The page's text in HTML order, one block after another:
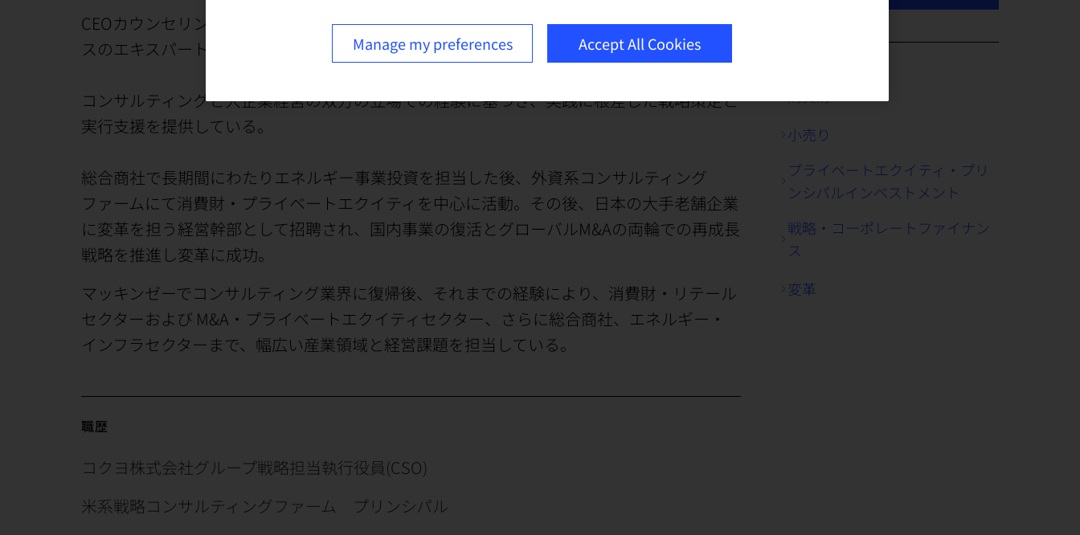
CEOカウンセリング、取締役会カウンセリング、全社横断変革プログラム、M&Aアライアン
スのエキスパート。
コンサルティングと大企業経営の双方の立場での経験に基づき、実践に根差した戦略策定と
実行支援を提供している。
総合商社で長期間にわたりエネルギー事業投資を担当した後、外資系コンサルティング
ファームにて消費財・プライベートエクイティを中心に活動。その後、日本の大手老舗企業
に変革を担う経営幹部として招聘され、国内事業の復活とグローバルM&Aの両輪での再成長
戦略を推進し変革に成功。
マッキンゼーでコンサルティング業界に復帰後、それまでの経験により、消費財・リテール
セクターおよび M&A・プライベートエクイティセクター、さらに総合商社、エネルギー・
インフラセクターまで、幅広い産業領域と経営課題を担当している。
小売り
プライベートエクイティ・プリ
ンシパルインベストメント
戦略・コーポレートファイナン
ス
変革
職歴
コクヨ株式会社グループ戦略担当執行役員(CSO)
米系戦略コンサルティングファーム プリンシパル
Manage my preferences Accept All Cookies